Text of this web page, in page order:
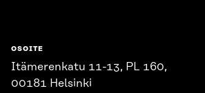
OSOITE
Itämerenkatu 11-13, PL 160,
00181 Helsinki